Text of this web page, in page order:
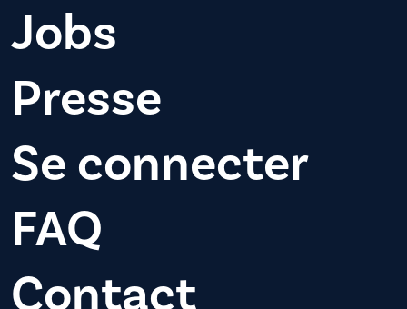
Jobs
Presse
Se connecter
FAQ
Contact